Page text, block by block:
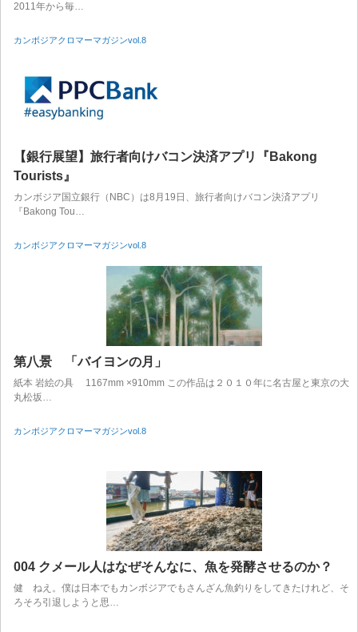
2011年から毎…
カンボジアクロマーマガジンvol.8
【銀行展望】旅行者向けバコン決済アプリ『Bakong
Tourists』
カンボジア国立銀行（NBC）は8月19日、旅行者向けバコン決済アプリ
『Bakong Tou…
カンボジアクロマーマガジンvol.8
第八景 「バイヨンの月」
紙本 岩絵の具 1167mm ×910mm この作品は２０１０年に名古屋と東京の大
丸松坂…
カンボジアクロマーマガジンvol.8
004 クメール人はなぜそんなに、魚を発酵させるのか？
健 ねえ。僕は日本でもカンボジアでもさんざん魚釣りをしてきたけれど、そ
ろそろ引退しようと思…